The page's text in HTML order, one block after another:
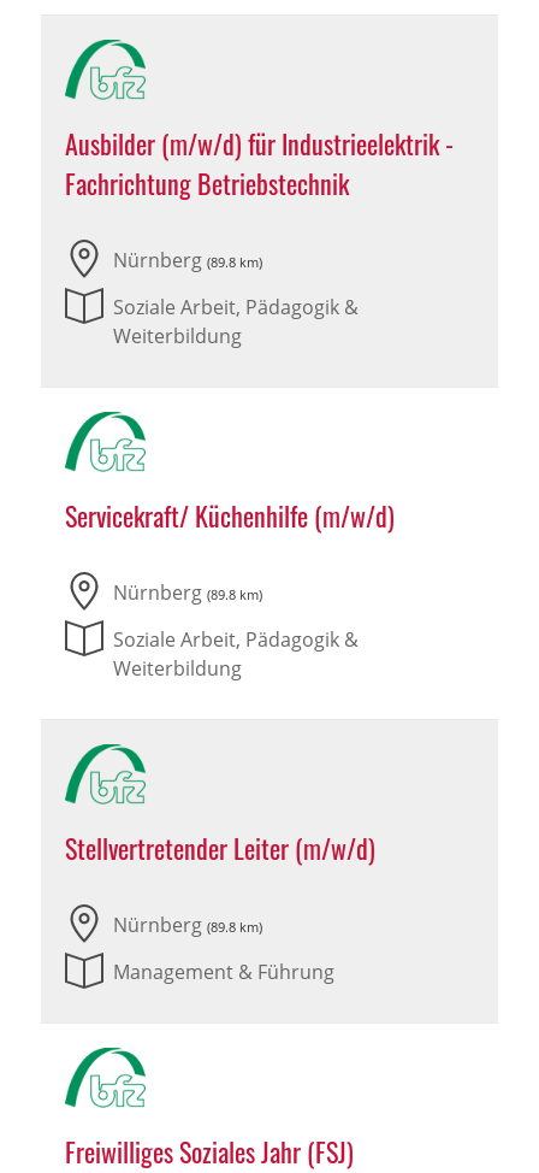
Ausbilder (m/w/d) für Industrieelektrik -
Fachrichtung Betriebstechnik
Nürnberg (89.8 km)
Soziale Arbeit, Pädagogik &
Weiterbildung
Servicekraft/ Küchenhilfe (m/w/d)
Nürnberg (89.8 km)
Soziale Arbeit, Pädagogik &
Weiterbildung
Stellvertretender Leiter (m/w/d)
Nürnberg (89.8 km)
Management & Führung
Freiwilliges Soziales Jahr (FSJ)